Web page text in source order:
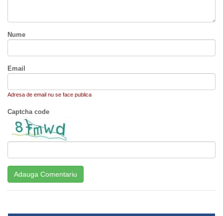
Nume
Email
Adresa de email nu se face publica
Captcha code